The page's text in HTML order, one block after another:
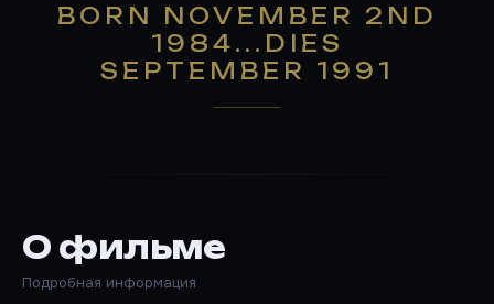
BORN NOVEMBER 2ND
1984...DIES
SEPTEMBER 1991
О фильме
Подробная информация